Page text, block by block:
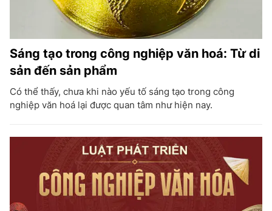
Sáng tạo trong công nghiệp văn hoá: Từ di
sản đến sản phẩm
Có thể thấy, chưa khi nào yếu tố sáng tạo trong công
nghiệp văn hoá lại được quan tâm như hiện nay.